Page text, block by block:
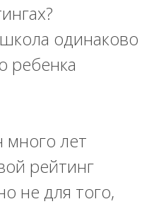
одинаково
ребенка
лет
рейтинг
не для того,